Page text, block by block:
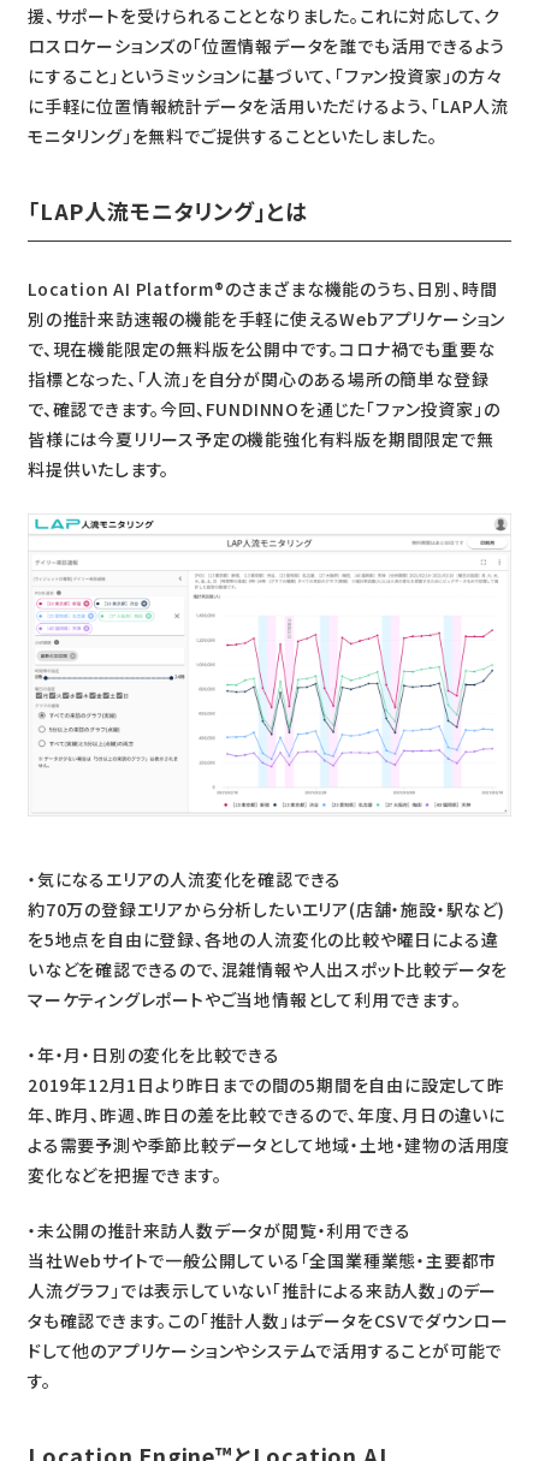
援、サポートを受けられることとなりました。これに対応して、ク
ロスロケーションズの「位置情報データを誰でも活用できるよう
にすること」というミッションに基づいて、「ファン投資家」の方々
に手軽に位置情報統計データを活用いただけるよう、「LAP人流
モニタリング」を無料でご提供することといたしました。
「LAP人流モニタリング」とは
Location AI Platform®のさまざまな機能のうち、日別、時間
別の推計来訪速報の機能を手軽に使えるWebアプリケーション
で、現在機能限定の無料版を公開中です。コロナ禍でも重要な
指標となった、「人流」を自分が関心のある場所の簡単な登録
で、確認できます。今回、FUNDINNOを通じた「ファン投資家」の
皆様には今夏リリース予定の機能強化有料版を期間限定で無
料提供いたします。
・気になるエリアの人流変化を確認できる
約70万の登録エリアから分析したいエリア(店舗・施設・駅など)
を5地点を自由に登録、各地の人流変化の比較や曜日による違
いなどを確認できるので、混雑情報や人出スポット比較データを
マーケティングレポートやご当地情報として利用できます。
・年・月・日別の変化を比較できる
2019年12月1日より昨日までの間の5期間を自由に設定して昨
年、昨月、昨週、昨日の差を比較できるので、年度、月日の違いに
よる需要予測や季節比較データとして地域・土地・建物の活用度
変化などを把握できます。
・未公開の推計来訪人数データが閲覧・利用できる
当社Webサイトで一般公開している「全国業種業態・主要都市
人流グラフ」では表示していない「推計による来訪人数」のデー
タも確認できます。この「推計人数」はデータをCSVでダウンロー
ドして他のアプリケーションやシステムで活用することが可能で
す。
Location Engine™️とLocation AI